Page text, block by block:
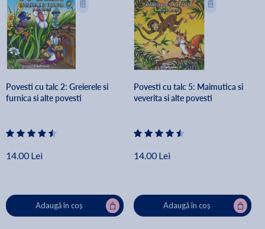
Povesti cu talc 2: Greierele si
furnica si alte povesti
14.00 Lei
Adaugă în coș
Povesti cu talc 5: Maimutica si
veverita si alte povesti
14.00 Lei
Adaugă în coș